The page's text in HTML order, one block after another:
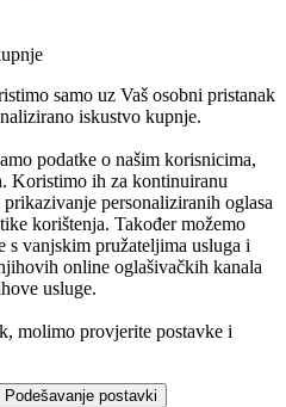
samo uz Vaš osobni pristanak
iskustvo kupnje.
podatke o našim korisnicima,
Koristimo ih za kontinuiranu
personaliziranih oglasa
korištenja. Također možemo
s vanjskim pružateljima usluga i
online oglašivačkih kanala
usluge.
molimo provjerite postavke i
Podešavanje postavki